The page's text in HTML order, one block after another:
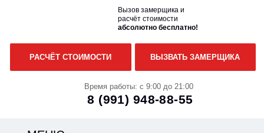
Вызов замерщика и
расчёт стоимости
абсолютно бесплатно!
РАСЧЁТ СТОИМОСТИ ВЫЗВАТЬ ЗАМЕРЩИКА
Время работы: с 9:00 до 21:00
8 (991) 948-88-55